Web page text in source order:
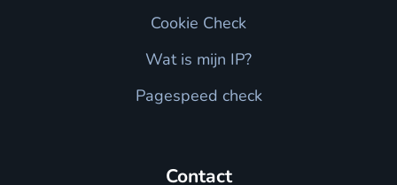
Cookie Check
Wat is mijn IP?
Pagespeed check
Contact